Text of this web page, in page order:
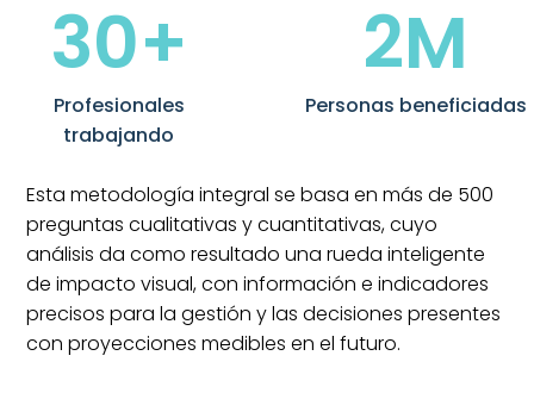
30+
Profesionales
trabajando
2M
Personas beneficiadas
Esta metodología integral se basa en más de 500
preguntas cualitativas y cuantitativas, cuyo
análisis da como resultado una rueda inteligente
de impacto visual, con información e indicadores
precisos para la gestión y las decisiones presentes
con proyecciones medibles en el futuro.